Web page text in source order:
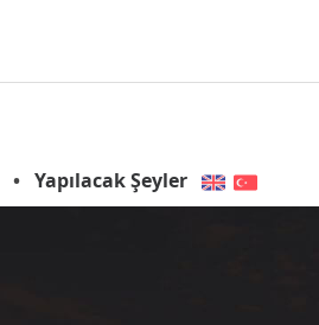
• Yapılacak Şeyler